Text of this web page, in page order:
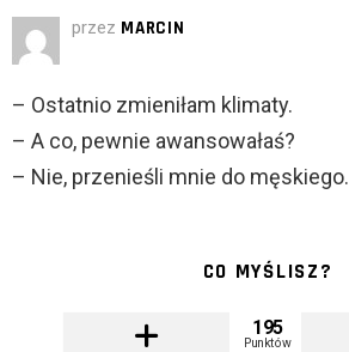
przez MARCIN
– Ostatnio zmieniłam klimaty.
– A co, pewnie awansowałaś?
– Nie, przenieśli mnie do męskiego.
CO MYŚLISZ?
195
Punktów